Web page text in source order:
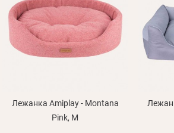
Лежанка Amiplay - Montana
Pink, M